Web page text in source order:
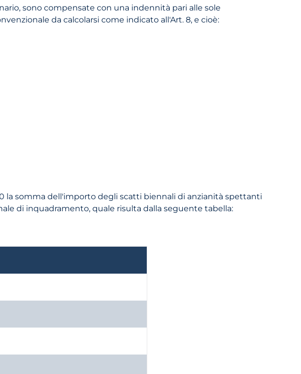
sono compensate con una indennità pari alle sole
da calcolarsi come indicato all'Art. 8, e cioè:
la somma dell'importo degli scatti biennali di anzianità spettanti
di inquadramento, quale risulta dalla seguente tabella: